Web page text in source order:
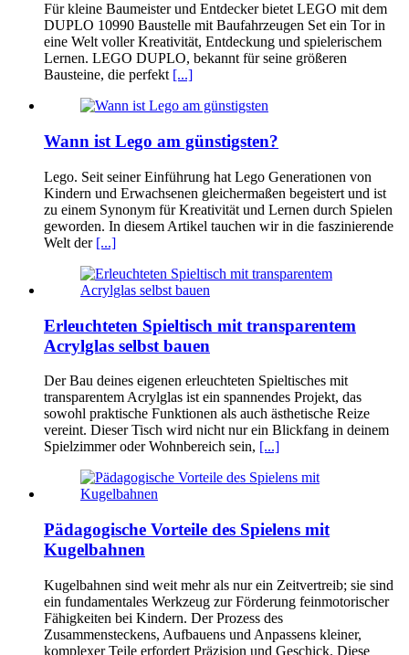
Für kleine Baumeister und Entdecker bietet LEGO mit dem
DUPLO 10990 Baustelle mit Baufahrzeugen Set ein Tor in
eine Welt voller Kreativität, Entdeckung und spielerischem
Lernen. LEGO DUPLO, bekannt für seine größeren
Bausteine, die perfekt [...]
Wann ist Lego am günstigsten?
Lego. Seit seiner Einführung hat Lego Generationen von
Kindern und Erwachsenen gleichermaßen begeistert und ist
zu einem Synonym für Kreativität und Lernen durch Spielen
geworden. In diesem Artikel tauchen wir in die faszinierende
Welt der [...]
Erleuchteten Spieltisch mit transparentem
Acrylglas selbst bauen
Der Bau deines eigenen erleuchteten Spieltisches mit
transparentem Acrylglas ist ein spannendes Projekt, das
sowohl praktische Funktionen als auch ästhetische Reize
vereint. Dieser Tisch wird nicht nur ein Blickfang in deinem
Spielzimmer oder Wohnbereich sein, [...]
Pädagogische Vorteile des Spielens mit
Kugelbahnen
Kugelbahnen sind weit mehr als nur ein Zeitvertreib; sie sind
ein fundamentales Werkzeug zur Förderung feinmotorischer
Fähigkeiten bei Kindern. Der Prozess des
Zusammensteckens, Aufbauens und Anpassens kleiner,
komplexer Teile erfordert Präzision und Geschick. Diese